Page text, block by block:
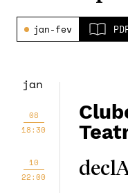
jan-fev
jan
08
18:30
10
22:00